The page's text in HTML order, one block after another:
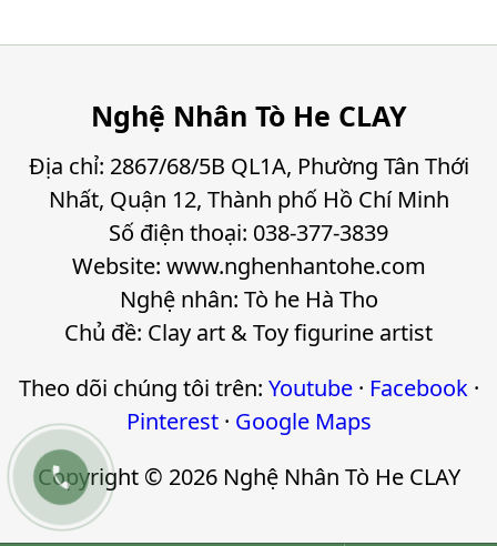
Nghệ Nhân Tò He CLAY
Địa chỉ: 2867/68/5B QL1A, Phường Tân Thới
Nhất, Quận 12, Thành phố Hồ Chí Minh
Số điện thoại: 038-377-3839
Website: www.nghenhantohe.com
Nghệ nhân: Tò he Hà Tho
Chủ đề: Clay art & Toy figurine artist
Theo dõi chúng tôi trên: Youtube· Facebook·
Pinterest· Google Maps
Copyright © 2026 Nghệ Nhân Tò He CLAY
